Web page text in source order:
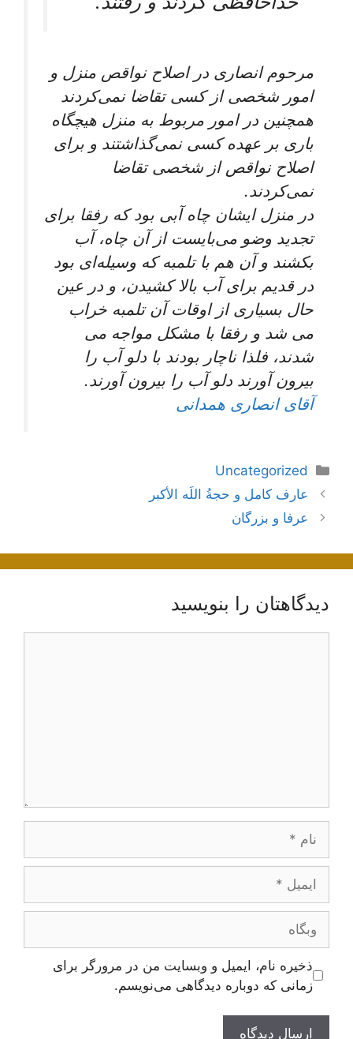
مرحوم انصارى در اصلاح نواقص منزل و
امور شخصى از كسى تقاضا نمی‌‏كردند
همچنين در امور مربوط به منزل هيچ‏گاه
بارى بر عهده كسى نمی‌‏گذاشتند و براى
اصلاح نواقص از شخصى تقاضا
نمی‌‏كردند.
در منزل ايشان چاه آبى بود كه رفقا براى
تجديد وضو می‌‏بايست از آن چاه، آب
بكشند و آن هم با تلمبه كه وسيله‏‌اى بود
در قديم براى آب بالا كشيدن، و در عين
حال بسيارى از اوقات آن تلمبه خراب
می ‏شد و رفقا با مشكل مواجه می
شدند، فلذا ناچار بودند با دلو آب را
بيرون آورند دلو آب را بيرون آورند.
آقای انصاری همدانی
دسته‌ها
Uncategorized
ناوبری
نوشته‌ها
عارف کامل و حجةُ اللَه الأکبر
عرفا و بزرگان
دیدگاهتان را بنویسید
وبگاه
ذخیره نام، ایمیل و وبسایت من در مرورگر برای
زمانی که دوباره دیدگاهی می‌نویسم.